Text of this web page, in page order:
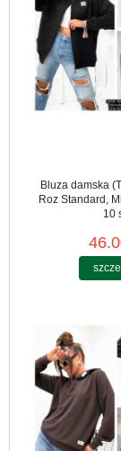
Bluza damska
Roz Standard,
10